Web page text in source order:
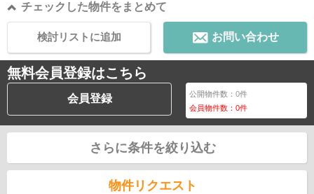
チェックした物件をまとめて
お問い合わせ
検討リストに追加
無料会員登録はこちら
会員登録 公開物件数：0件
会員物件数：0件
さらに条件を絞り込む
物件リクエスト